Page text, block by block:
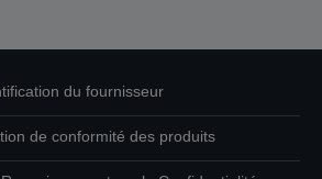
du fournisseur
de conformité des produits